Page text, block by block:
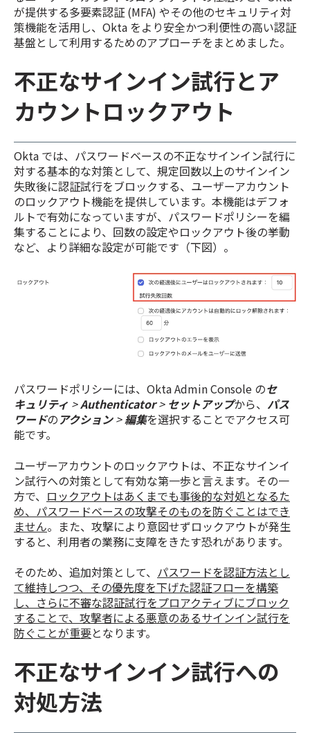
が提供する多要素認証 (MFA) やその他のセキュリティ対
策機能を活用し、Okta をより安全かつ利便性の高い認証
基盤として利用するためのアプローチをまとめました。
不正なサインイン試行とア
カウントロックアウト
Okta では、パスワードベースの不正なサインイン試行に
対する基本的な対策として、規定回数以上のサインイン
失敗後に認証試行をブロックする、ユーザーアカウント
のロックアウト機能を提供しています。本機能はデフォ
ルトで有効になっていますが、パスワードポリシーを編
集することにより、回数の設定やロックアウト後の挙動
など、より詳細な設定が可能です（下図）。
パスワードポリシーには、Okta Admin Console のセ
キュリティ >Authenticator> セットアップから、 パス
ワードのアクション>編集を選択することでアクセス可
能です。
ユーザーアカウントのロックアウトは、不正なサインイ
ン試行への対策として有効な第一歩と言えます。その一
方で、 ロックアウトはあくまでも事後的な対処となるた
め、パスワードベースの攻撃そのものを防ぐことはでき
ません。また、攻撃により意図せずロックアウトが発生
すると、利用者の業務に支障をきたす恐れがあります。
そのため、追加対策として、 パスワードを認証方法とし
て維持しつつ、その優先度を下げた認証フローを構築
し、さらに不審な認証試行をプロアクティブにブロック
することで、攻撃者による悪意のあるサインイン試行を
防ぐことが重要となります。
不正なサインイン試行への
対処方法